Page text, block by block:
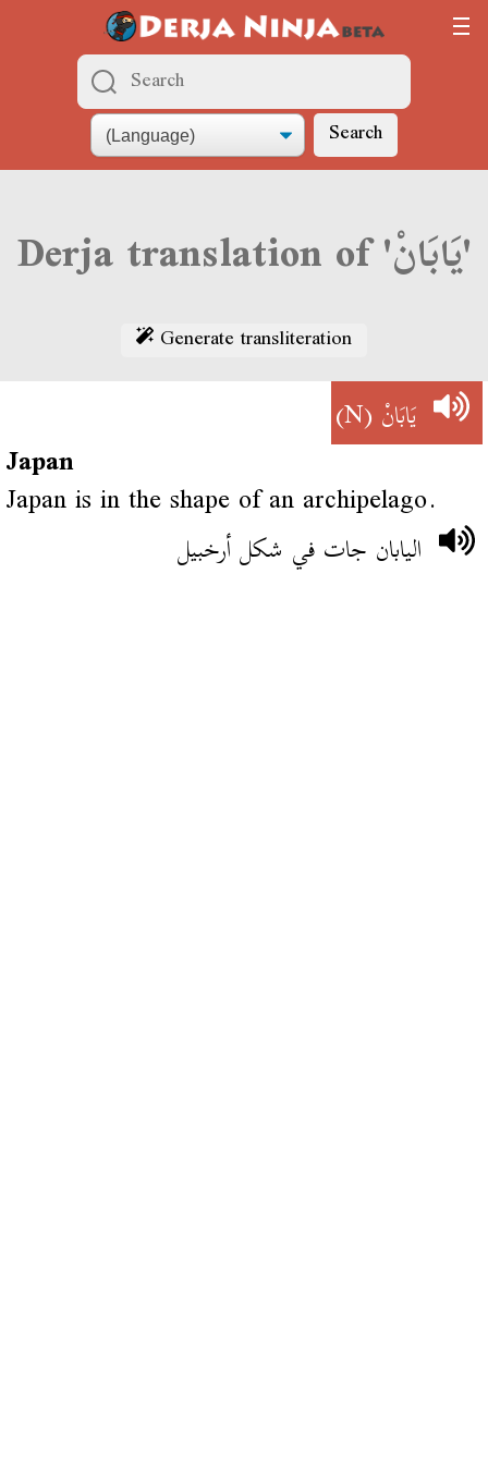
Search
Derja translation of 'يَابَانْ'
Generate transliteration
يَابَانْ(N)
Japan
Japan is in the shape of an archipelago.
اليابان جات في شكل أرخبيل